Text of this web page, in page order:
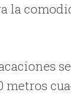
la
metros